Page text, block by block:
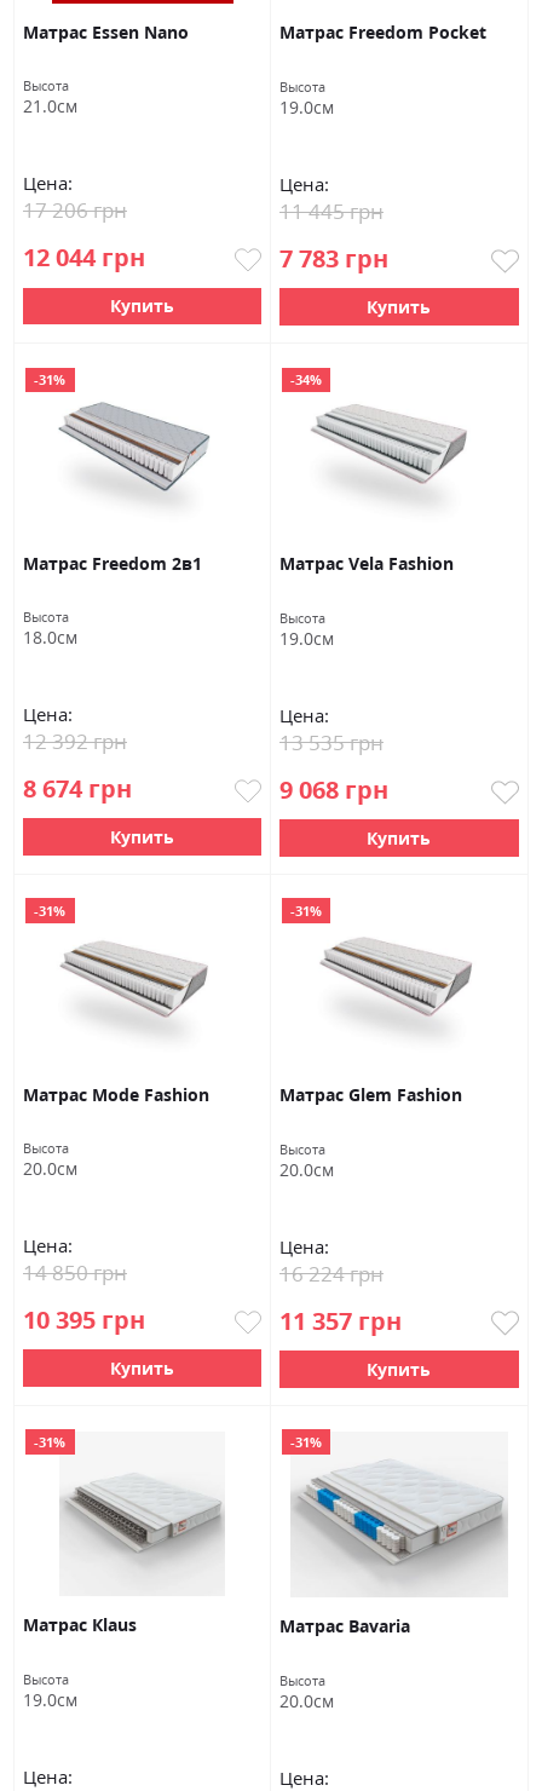
Матрас Essen Nano
Высота
21.0см
Цена:
12 044 грн
17 206 грн
Купить
Матрас Freedom Pocket
Высота
19.0см
Цена:
7 783 грн
11 445 грн
Купить
-31%
Матрас Freedom 2в1
Высота
18.0см
Цена:
8 674 грн
12 392 грн
Купить
-34%
Матрас Vela Fashion
Высота
19.0см
Цена:
9 068 грн
13 535 грн
Купить
-31%
Матрас Mode Fashion
Высота
20.0см
Цена:
10 395 грн
14 850 грн
Купить
-31%
Матрас Glem Fashion
Высота
20.0см
Цена:
11 357 грн
16 224 грн
Купить
-31%
Матрас Кlaus
Высота
19.0см
Цена:
-31%
Матрас Bavaria
Высота
20.0см
Цена: